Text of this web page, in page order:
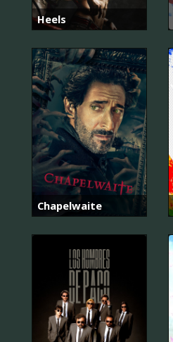
Heels
Chapelwaite